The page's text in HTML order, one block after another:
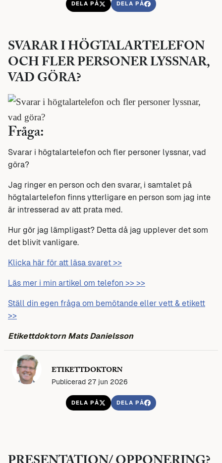
DELA PÅ DELA PÅ
SVARAR I HÖGTALARTELEFON
OCH FLER PERSONER LYSSNAR,
VAD GÖRA?
Fråga:
Svarar i högtalartelefon och fler personer lyssnar, vad
göra?
Jag ringer en person och den svarar, i samtalet på
högtalartelefon finns ytterligare en person som jag inte
är intresserad av att prata med.
Hur gör jag lämpligast? Detta då jag upplever det som
det blivit vanligare.
Klicka här för att läsa svaret >>
Läs mer i min artikel om telefon >> >>
Ställ din egen fråga om bemötande eller vett & etikett
>>
Etikettdoktorn Mats Danielsson
ETIKETTDOKTORN
Publicerad 27 jun 2026
DELA PÅ DELA PÅ